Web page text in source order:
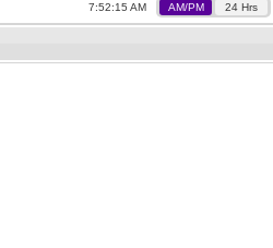
7:52:16 AM AM/PM 24 Hrs